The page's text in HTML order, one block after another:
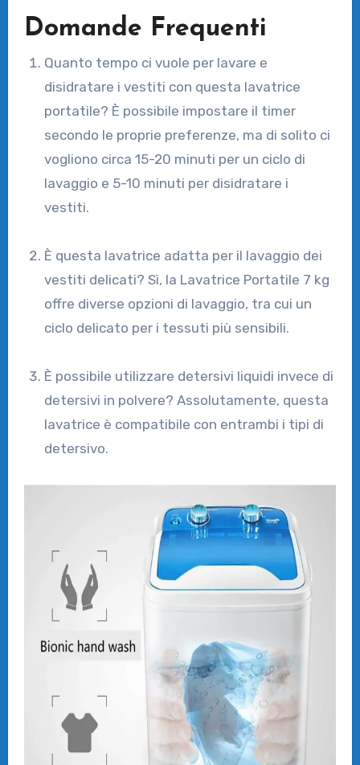
Domande Frequenti
Quanto tempo ci vuole per lavare e
disidratare i vestiti con questa lavatrice
portatile? È possibile impostare il timer
secondo le proprie preferenze, ma di solito ci
vogliono circa 15-20 minuti per un ciclo di
lavaggio e 5-10 minuti per disidratare i
vestiti.
È questa lavatrice adatta per il lavaggio dei
vestiti delicati? Sì, la Lavatrice Portatile 7 kg
offre diverse opzioni di lavaggio, tra cui un
ciclo delicato per i tessuti più sensibili.
È possibile utilizzare detersivi liquidi invece di
detersivi in polvere? Assolutamente, questa
lavatrice è compatibile con entrambi i tipi di
detersivo.